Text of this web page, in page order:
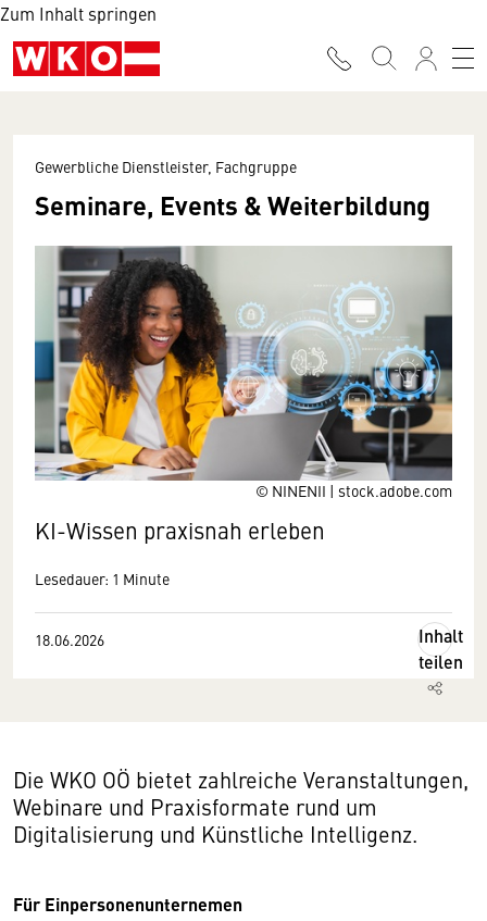
Zum Inhalt springen
© NINENII | stock.adobe.com
Gewerbliche Dienstleister, Fachgruppe
Seminare, Events & Weiterbildung
KI-Wissen praxisnah erleben
Lesedauer: 1 Minute
18.06.2026
Inhalt
teilen
Die WKO OÖ bietet zahlreiche Veranstaltungen,
Webinare und Praxisformate rund um
Digitalisierung und Künstliche Intelligenz.
Für Einpersonenunternemen